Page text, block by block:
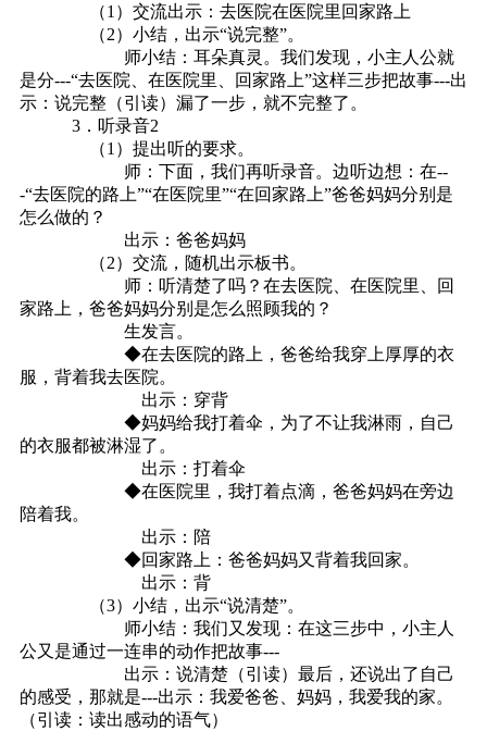
（1）交流出示：去医院在医院里回家路上
（2）小结，出示“说完整”。
师小结：耳朵真灵。我们发现，小主人公就
是分---“去医院、在医院里、回家路上”这样三步把故事---出
示：说完整（引读）漏了一步，就不完整了。
3．听录音2
（1）提出听的要求。
师：下面，我们再听录音。边听边想：在--
-“去医院的路上”“在医院里”“在回家路上”爸爸妈妈分别是
怎么做的？
出示：爸爸妈妈
（2）交流，随机出示板书。
师：听清楚了吗？在去医院、在医院里、回
家路上，爸爸妈妈分别是怎么照顾我的？
生发言。
◆在去医院的路上，爸爸给我穿上厚厚的衣
服，背着我去医院。
出示：穿背
◆妈妈给我打着伞，为了不让我淋雨，自己
的衣服都被淋湿了。
出示：打着伞
◆在医院里，我打着点滴，爸爸妈妈在旁边
陪着我。
出示：陪
◆回家路上：爸爸妈妈又背着我回家。
出示：背
（3）小结，出示“说清楚”。
师小结：我们又发现：在这三步中，小主人
公又是通过一连串的动作把故事---
出示：说清楚（引读）最后，还说出了自己
的感受，那就是---出示：我爱爸爸、妈妈，我爱我的家。
（引读：读出感动的语气）